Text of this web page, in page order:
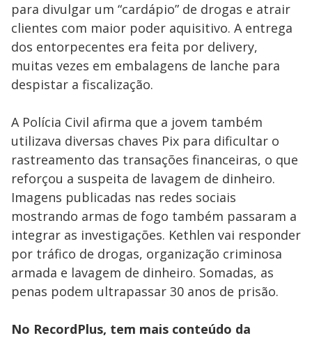
para divulgar um “cardápio” de drogas e atrair
clientes com maior poder aquisitivo. A entrega
dos entorpecentes era feita por delivery,
muitas vezes em embalagens de lanche para
despistar a fiscalização.
A Polícia Civil afirma que a jovem também
utilizava diversas chaves Pix para dificultar o
rastreamento das transações financeiras, o que
reforçou a suspeita de lavagem de dinheiro.
Imagens publicadas nas redes sociais
mostrando armas de fogo também passaram a
integrar as investigações. Kethlen vai responder
por tráfico de drogas, organização criminosa
armada e lavagem de dinheiro. Somadas, as
penas podem ultrapassar 30 anos de prisão.
No RecordPlus, tem mais conteúdo da